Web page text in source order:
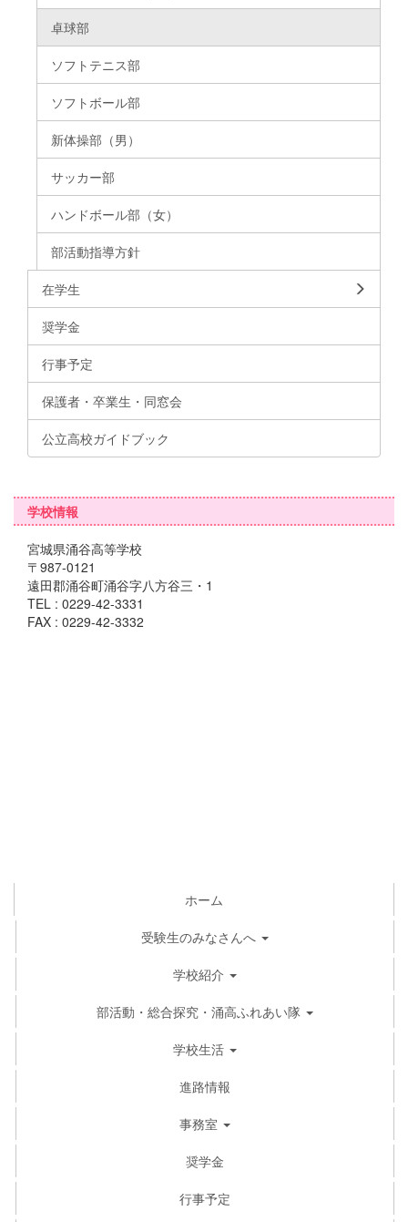
卓球部
ソフトテニス部
ソフトボール部
新体操部（男）
サッカー部
ハンドボール部（女）
部活動指導方針
在学生
奨学金
行事予定
保護者・卒業生・同窓会
公立高校ガイドブック
学校情報
宮城県涌谷高等学校
〒987-0121
遠田郡涌谷町涌谷字八方谷三・1
TEL : 0229-42-3331
FAX : 0229-42-3332
ホーム
受験生のみなさんへ
学校紹介
部活動・総合探究・涌高ふれあい隊
学校生活
進路情報
事務室
奨学金
行事予定